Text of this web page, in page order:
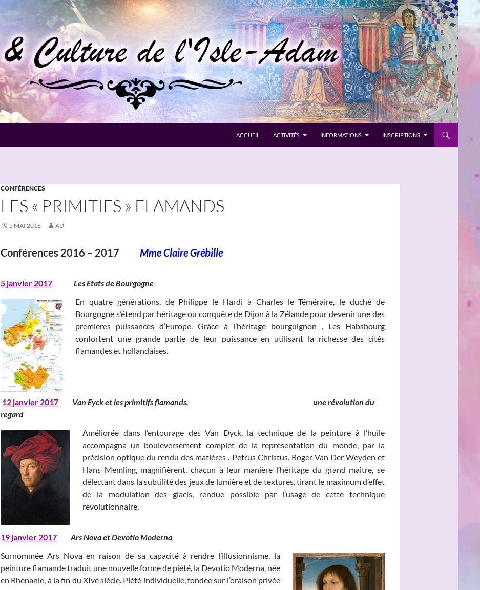
ACCUEIL ACTIVITÉS INFORMATIONS INSCRIPTIONS
CONFÉRENCES
LES « PRIMITIFS » FLAMANDS
5 MAI 2016 AD
Conférences 2016 – 2017 Mme Claire Grébille
5 janvier 2017
Les Etats de Bourgogne
En quatre générations, de Philippe le Hardi à Charles le Téméraire, le duché de
Bourgogne s’étend par héritage ou conquête de Dijon à la Zélande pour devenir une des
premières puissances d’Europe. Grâce à l’héritage bourguignon , Les Habsbourg
confortent une grande partie de leur puissance en utilisant la richesse des cités
flamandes et hollandaises.
12 janvier 2017
Van Eyck et les primitifs flamands, une révolution du
regard
Améliorée dans l’entourage des Van Dyck, la technique de la peinture à l’huile
accompagna un bouleversement complet de la représentation du monde, par la
précision optique du rendu des matières . Petrus Christus, Roger Van Der Weyden et
Hans Memling, magnifièrent, chacun à leur manière l’héritage du grand maître, se
délectant dans la subtilité des jeux de lumière et de textures, tirant le maximum d’effet
de la modulation des glacis, rendue possible par l’usage de cette technique
révolutionnaire.
19 janvier 2017
Ars Nova et Devotio Moderna
Surnommée Ars Nova en raison de sa capacité à rendre l’illusionnisme, la
peinture flamande traduit une nouvelle forme de piété, la Devotio Moderna, née
en Rhénanie, à la fin du XIvè siècle. Piété individuelle, fondée sur l’oraison privée